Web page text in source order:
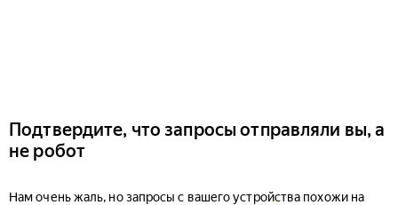
Подтвердите, что запросы отправляли вы, а
не робот
Нам очень жаль, но запросы с вашего устройства похожи на